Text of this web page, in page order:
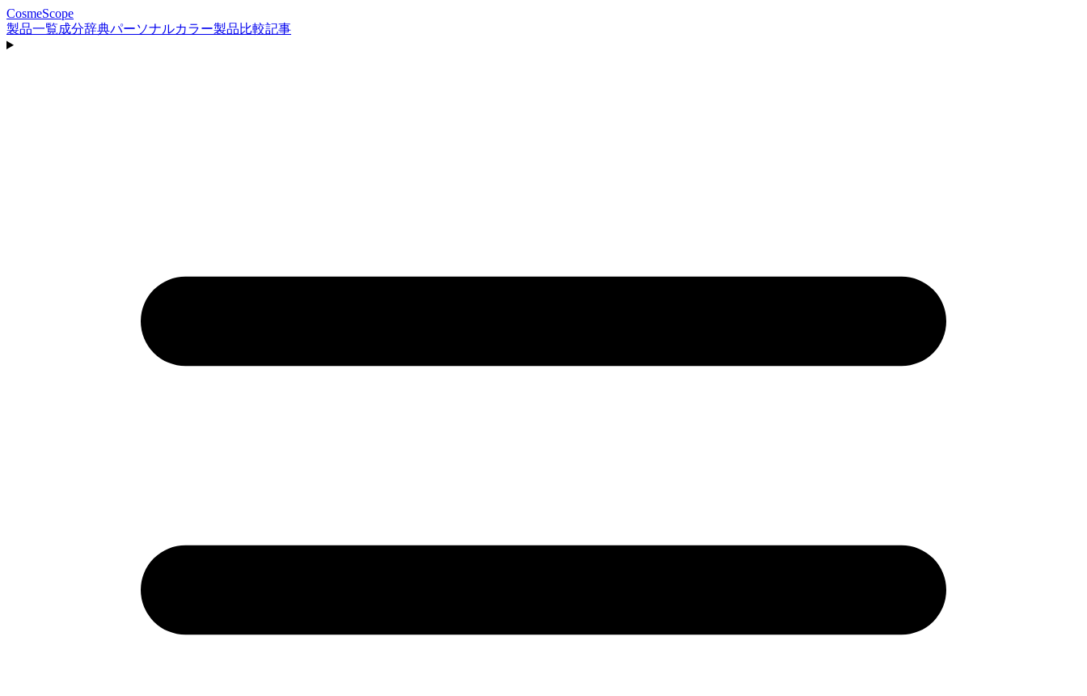
CosmeScope
製品一覧成分辞典パーソナルカラー製品比較記事